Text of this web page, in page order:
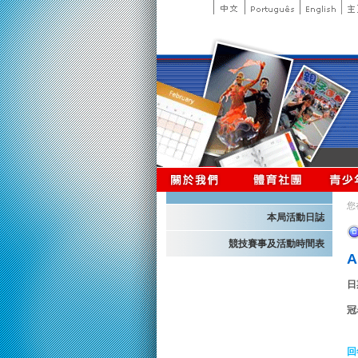
本局活動日誌
競技賽事及活動時間表
您